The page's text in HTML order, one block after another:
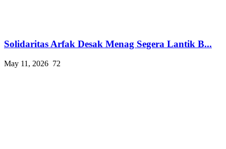
Solidaritas Arfak Desak Menag Segera Lantik B...
May 11, 2026 72